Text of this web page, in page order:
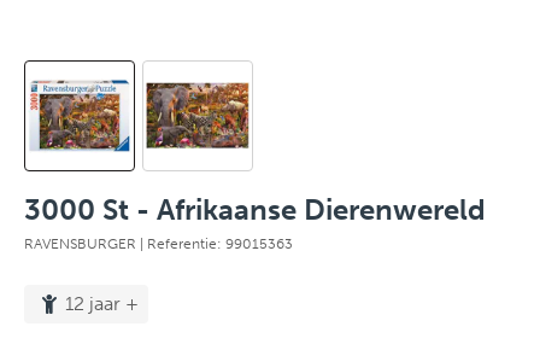
3000 St - Afrikaanse Dierenwereld
RAVENSBURGER | Referentie: 99015363
12 jaar +